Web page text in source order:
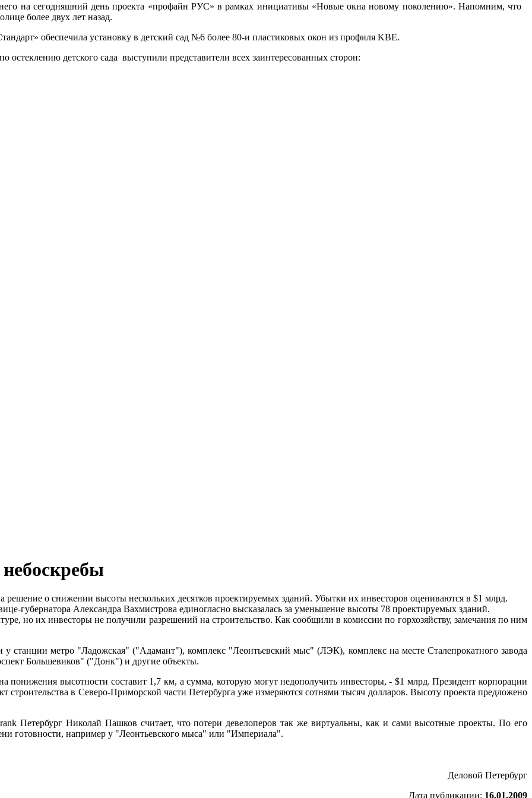
на се­год­няшний день про­ек­та «про­файн РУС» в рам­ках ини­ци­ати­вы «Но­вые ок­на но­вому по­коле­нию». На­пом­ним, что
бо­лее двух лет на­зад.
обес­пе­чила ус­та­нов­ку в детс­кий сад №6 бо­лее 80-и плас­ти­ковых окон из про­филя KBE.
детс­ко­го са­да выс­ту­пили предс­та­вите­ли всех за­ин­те­ресо­ван­ных сто­рон:
решение о снижении высоты нескольких десятков проектируемых зданий. Убытки их инвесторов оцениваются в $1 млрд.
губернатора Александра Вахмистрова единогласно высказалась за уменьшение высоты 78 проектируемых зданий.
но их инвесторы не получили разрешений на строительство. Как сообщили в комиссии по горхозяйству, замечания по ним
станции метро "Ладожская" ("Адамант"), комплекс "Леонтьевский мыс" (ЛЭК), комплекс на месте Сталепрокатного завода
Большевиков" ("Донк") и другие объекты.
понижения высотности составит 1,7 км, а сумма, которую могут недополучить инвесторы, - $1 млрд. Президент корпорации
в Северо-Приморской части Петербурга уже измеряются сотнями тысяч долларов. Высоту проекта предложено
Петербург Николай Пашков считает, что потери девелоперов так же виртуальны, как и сами высотные проекты. По его
готовности, например у "Леонтьевского мыса" или "Империала".
Деловой Петербург
Дата публикации: 16.01.2009